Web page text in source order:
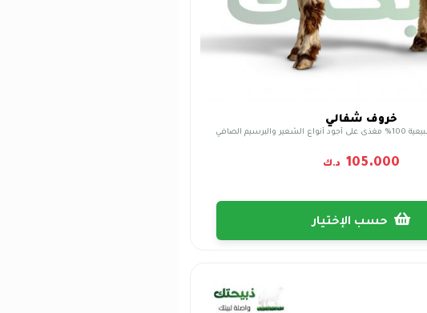
خروف شفالي
الصافي
105.000 د.ك